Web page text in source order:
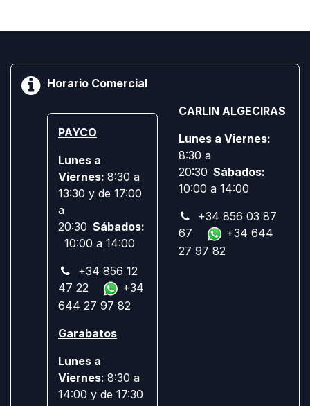
Horario Comercial
PAYCO
Lunes a
Viernes: 8:30 a
13:30 y de 17:00
a
20:30 Sábados:
10:00 a 14:00
+34 856 12
47 22
+34
644 27 97 82
Garabatos
Lunes a
Viernes: 8:30 a
14:00 y de 17:30
CARLIN ALGECIRAS
Lunes a Viernes:
8:30 a
20:30 Sábados:
10:00 a 14:00
+34 856 03 87
67
+34 644
27 97 82